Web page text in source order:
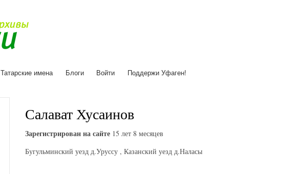
Татарские имена Блоги Войти Поддержи Уфаген!
Салават Хусаинов
Зарегистрирован на сайте15 лет 8 месяцев
Бугульминский уезд д.Уруссу , Казанский уезд д.Наласы